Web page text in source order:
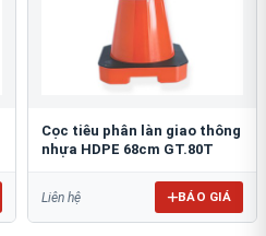
Cọc tiêu phân làn giao thông
nhựa HDPE 68cm GT.80T
Liên hệ BÁO GIÁ